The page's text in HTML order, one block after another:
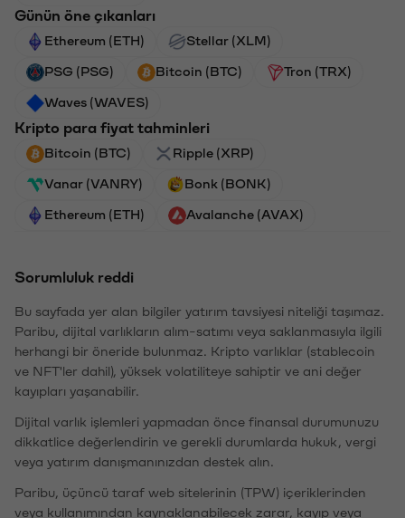
Günün öne çıkanları
Ethereum (ETH) Stellar (XLM)
PSG (PSG) Bitcoin (BTC) Tron (TRX)
Waves (WAVES)
Kripto para fiyat tahminleri
Bitcoin (BTC) Ripple (XRP)
Vanar (VANRY) Bonk (BONK)
Ethereum (ETH) Avalanche (AVAX)
Sorumluluk reddi
Bu sayfada yer alan bilgiler yatırım tavsiyesi niteliği taşımaz.
Paribu, dijital varlıkların alım-satımı veya saklanmasıyla ilgili
herhangi bir öneride bulunmaz. Kripto varlıklar (stablecoin
ve NFT'ler dahil), yüksek volatiliteye sahiptir ve ani değer
kayıpları yaşanabilir.
Dijital varlık işlemleri yapmadan önce finansal durumunuzu
dikkatlice değerlendirin ve gerekli durumlarda hukuk, vergi
veya yatırım danışmanınızdan destek alın.
Paribu, üçüncü taraf web sitelerinin (TPW) içeriklerinden
veya kullanımından kaynaklanabilecek zarar, kayıp veya